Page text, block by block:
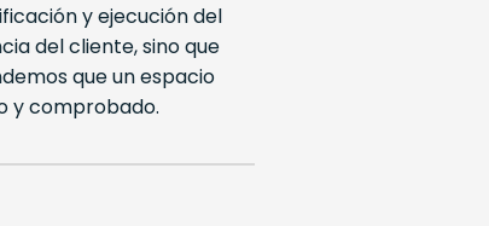
y ejecución del
del cliente, sino que
que un espacio
y comprobado.